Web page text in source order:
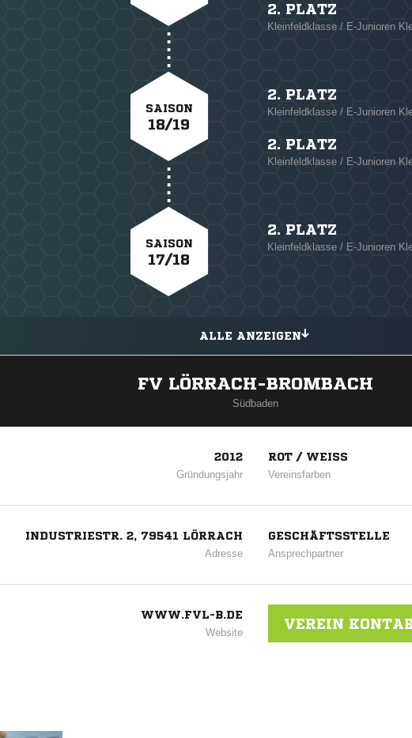
2. PLATZ
Kleinfeldklasse / E-Junioren
SAISON
18/19
2. PLATZ
Kleinfeldklasse / E-Junioren
2. PLATZ
Kleinfeldklasse / E-Junioren
SAISON
17/18
2. PLATZ
Kleinfeldklasse / E-Junioren
ALLE ANZEIGEN
FV LÖRRACH-BROMBACH
Südbaden
2012
Gründungsjahr
ROT / WEISS
Vereinsfarben
INDUSTRIESTR. 2, 79541 LÖRRACH
Adresse
GESCHÄFTSSTELLE
Ansprechpartner
WWW.FVL-B.DE
Website
VEREIN